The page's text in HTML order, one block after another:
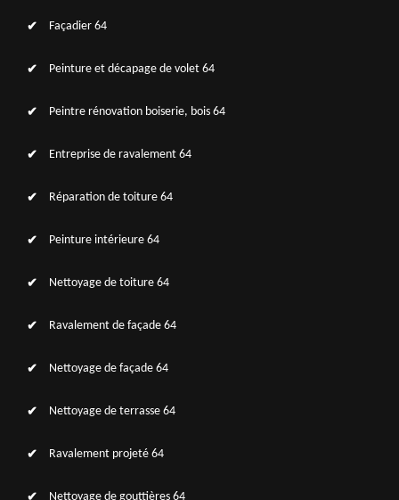
Façadier 64
Peinture et décapage de volet 64
Peintre rénovation boiserie, bois 64
Entreprise de ravalement 64
Réparation de toiture 64
Peinture intérieure 64
Nettoyage de toiture 64
Ravalement de façade 64
Nettoyage de façade 64
Nettoyage de terrasse 64
Ravalement projeté 64
Nettoyage de gouttières 64